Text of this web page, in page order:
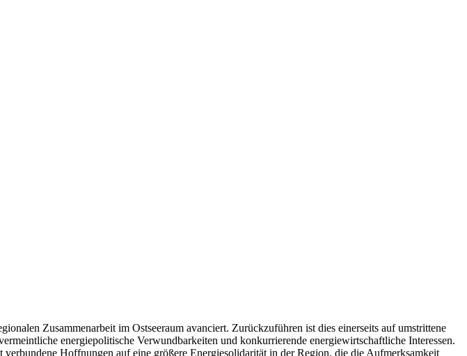
Zusammenarbeit im Ostseeraum avanciert. Zurückzuführen ist dies einerseits auf umstrittene
energiepolitische Verwundbarkeiten und konkurrierende energiewirtschaftliche Interessen.
Hoffnungen auf eine größere Energiesolidarität in der Region, die die Aufmerksamkeit